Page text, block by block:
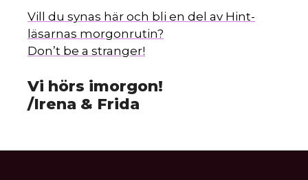
Vill du synas här och bli en del av Hint-
läsarnas morgonrutin?
Don’t be a stranger!
Vi hörs imorgon!
/Irena & Frida